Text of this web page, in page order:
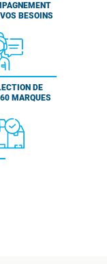
BESOINS
DE
MARQUES